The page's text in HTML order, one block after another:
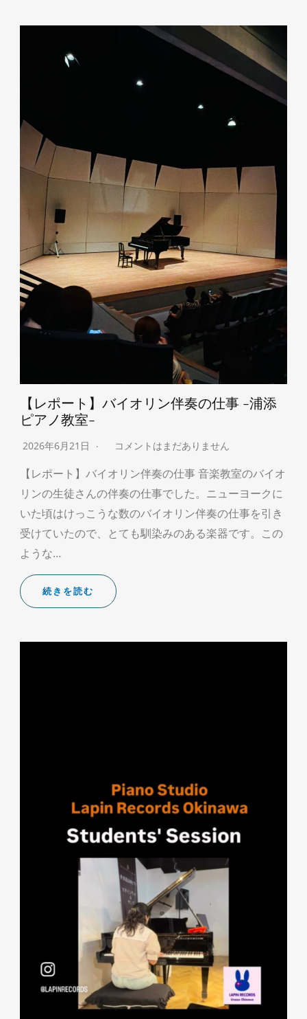
【レポート】バイオリン伴奏の仕事 -浦添
ピアノ教室-
2026年6月21日 コメントはまだありません
【レポート】バイオリン伴奏の仕事 音楽教室のバイオ
リンの生徒さんの伴奏の仕事でした。ニューヨークに
いた頃はけっこうな数のバイオリン伴奏の仕事を引き
受けていたので、とても馴染みのある楽器です。この
ような…
続きを読む